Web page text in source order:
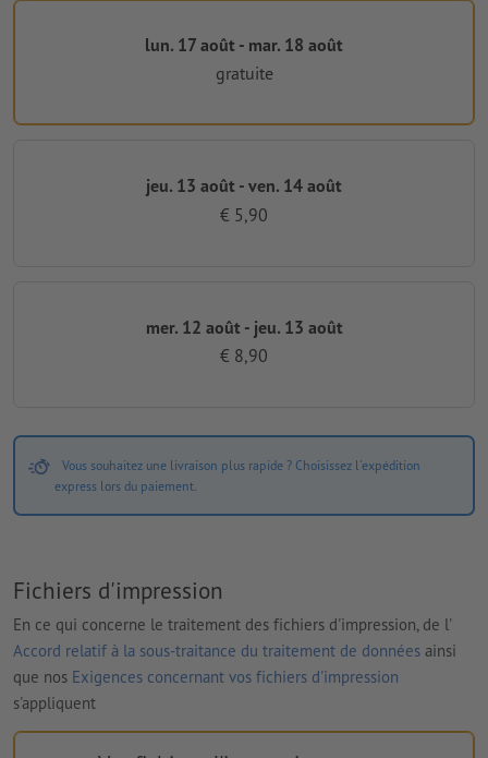
lun. 17 août - mar. 18 août
gratuite
jeu. 13 août - ven. 14 août
€ 5,90
mer. 12 août - jeu. 13 août
€ 8,90
Vous souhaitez une livraison plus rapide ? Choisissez l'expédition
express lors du paiement.
Fichiers d'impression
En ce qui concerne le traitement des fichiers d'impression, de l'
Accord relatif à la sous-traitance du traitement de données ainsi
que nos Exigences concernant vos fichiers d'impression
s'appliquent